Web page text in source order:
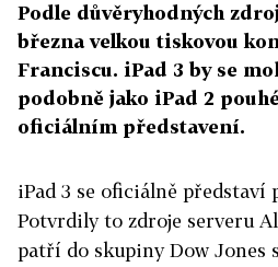
Podle důvěryhodných
března velkou tiskovou
Franciscu. iPad 3 by se
podobně jako iPad 2
oficiálním představení.
iPad 3 se oficiálně představí
Potvrdily to zdroje serveru
patří do skupiny Dow Jones